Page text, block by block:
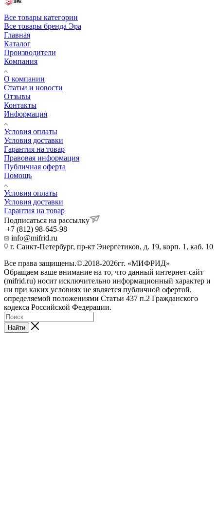
Все товары категории
Все товары бренда Эра
Главная
Каталог
Производители
Компания
О компании
Статьи и новости
Отзывы
Контакты
Информация
Условия оплаты
Условия доставки
Гарантия на товар
Правовая информация
Публичная оферта
Помощь
Условия оплаты
Условия доставки
Гарантия на товар
Подписаться на рассылку
+7 (812) 98-645-98
info@mifrid.ru
г. Санкт-Петербург, пр-кт Энергетиков, д. 19, корп. 1, каб. 10
Все права защищены.©.2018-2026гг. «МИФРИД»
Обращаем ваше внимание на то, что данный интернет-сайт
(mifrid.ru) носит исключительно информационный характер и
ни при каких условиях не является публичной офертой,
определяемой положениями Статьи 437 п.2 Гражданского
кодекса Российской Федерации.
Найти